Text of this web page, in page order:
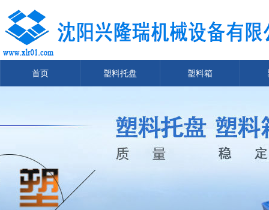
首页 塑料托盘 塑料箱